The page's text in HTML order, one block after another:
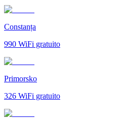
Constanța
990 WiFi gratuito
Primorsko
326 WiFi gratuito